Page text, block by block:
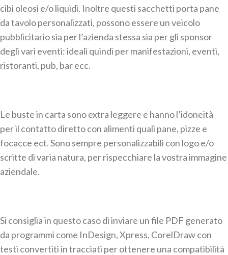
cibi oleosi e/o liquidi. Inoltre questi sacchetti porta pane
da tavolo personalizzati, possono essere un veicolo
pubblicitario sia per l’azienda stessa sia per gli sponsor
degli vari eventi: ideali quindi per manifestazioni, eventi,
ristoranti, pub, bar ecc.
Le buste in carta sono extra leggere e hanno l’idoneità
per il contatto diretto con alimenti quali pane, pizze e
focacce ect. Sono sempre personalizzabili con logo e/o
scritte di varia natura, per rispecchiare la vostra immagine
aziendale.
Si consiglia in questo caso di inviare un file PDF generato
da programmi come InDesign, Xpress, CorelDraw con
testi convertiti in tracciati per ottenere una compatibilità